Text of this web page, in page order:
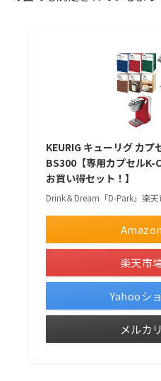
KEURIG キューリグ カプ
BS300【専用カプセル
お買い得セット！】
Drink＆Dream「D-Park」楽
楽天市
Yahooシ
メルカ